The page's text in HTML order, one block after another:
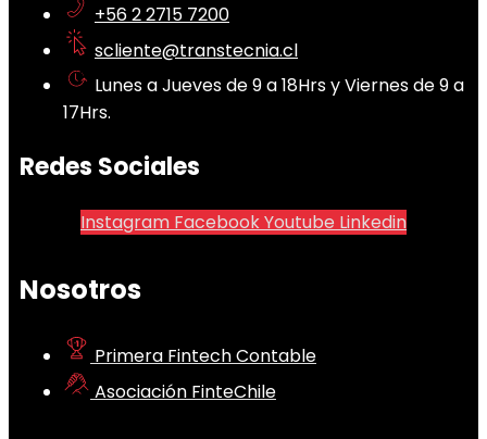
+56 2 2715 7200
scliente@transtecnia.cl
Lunes a Jueves de 9 a 18Hrs y Viernes de 9 a
17Hrs.
Redes Sociales
Instagram FacebookYoutube Linkedin
Nosotros
Primera Fintech Contable
Asociación FinteChile